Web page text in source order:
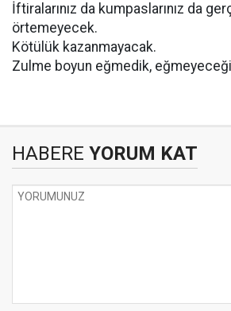
İftiralarınız da kumpaslarınız da
örtemeyecek.
Kötülük kazanmayacak.
Zulme boyun eğmedik,
HABERE YORUM KAT